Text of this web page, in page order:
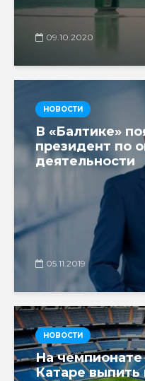
09.10.2020
НОВОСТИ
В «Балтике»
президент по
деятельности
05.11.2019
НОВОСТИ
На
Катаре